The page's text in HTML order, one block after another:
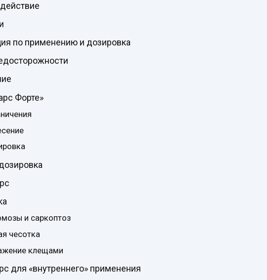
по применению и дозировка
Форте»
и саркоптоз
чесотка
клещами
для «внутреннего» применения